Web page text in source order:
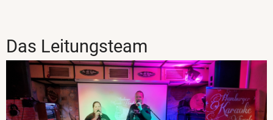
Das Leitungsteam